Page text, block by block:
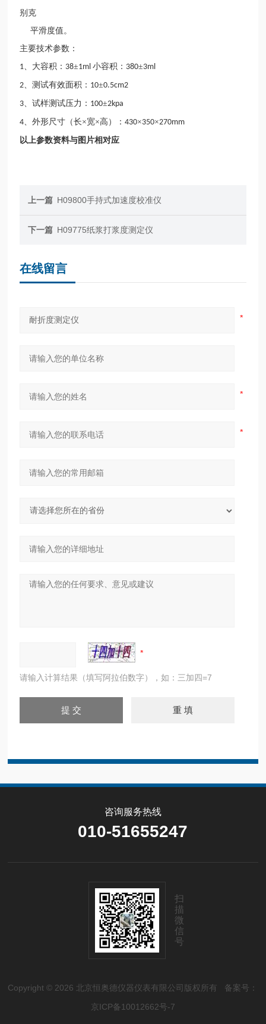
别克
平滑度值。
主要技术参数：
1 、大容积： 38±1ml小容积： 380±3ml
2 、测试有效面积： 10±0.5cm2
3 、试样测试压力： 100±2kpa
4 、外形尺寸（长×宽×高）：430×350×270mm
以上参数资料与图片相对应
上一篇 H09800手持式加速度校准仪
下一篇 H09775纸浆打浆度测定仪
在线留言
请输入计算结果（填写阿拉伯数字），如：三加四=7
咨询服务热线
010-51655247
扫
描
微
信
号
Copyright © 2026 北京恒奥德仪器仪表有限公司版权所有 备案号：
京ICP备10012662号-7